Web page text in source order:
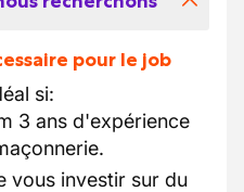
pour le job
si:
3 ans d'expérience
vous investir sur du